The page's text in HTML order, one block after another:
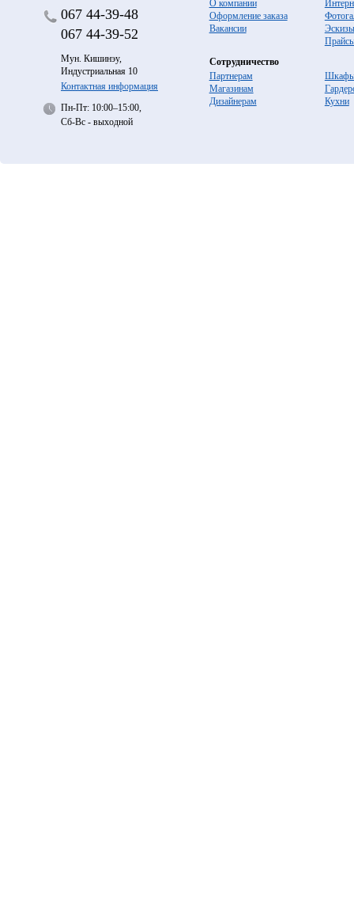
067 44-39-48
067 44-39-52
Мун. Кишинэу,
Индустриальная 10
Контактная информация
Пн-Пт: 10:00–15:00,
Сб-Вс - выходной
О компании
Оформление заказа
Вакансии
Эскизы
Сотрудничество
Партнерам
Магазинам
Дизайнерам
Кухни